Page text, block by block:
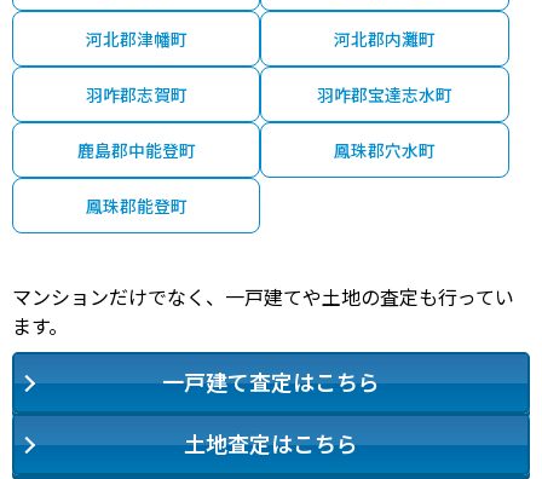
河北郡津幡町 河北郡内灘町
羽咋郡志賀町 羽咋郡宝達志水町
鹿島郡中能登町 鳳珠郡穴水町
鳳珠郡能登町
マンションだけでなく、一戸建てや土地の査定も行ってい
ます。
一戸建て査定はこちら
土地査定はこちら